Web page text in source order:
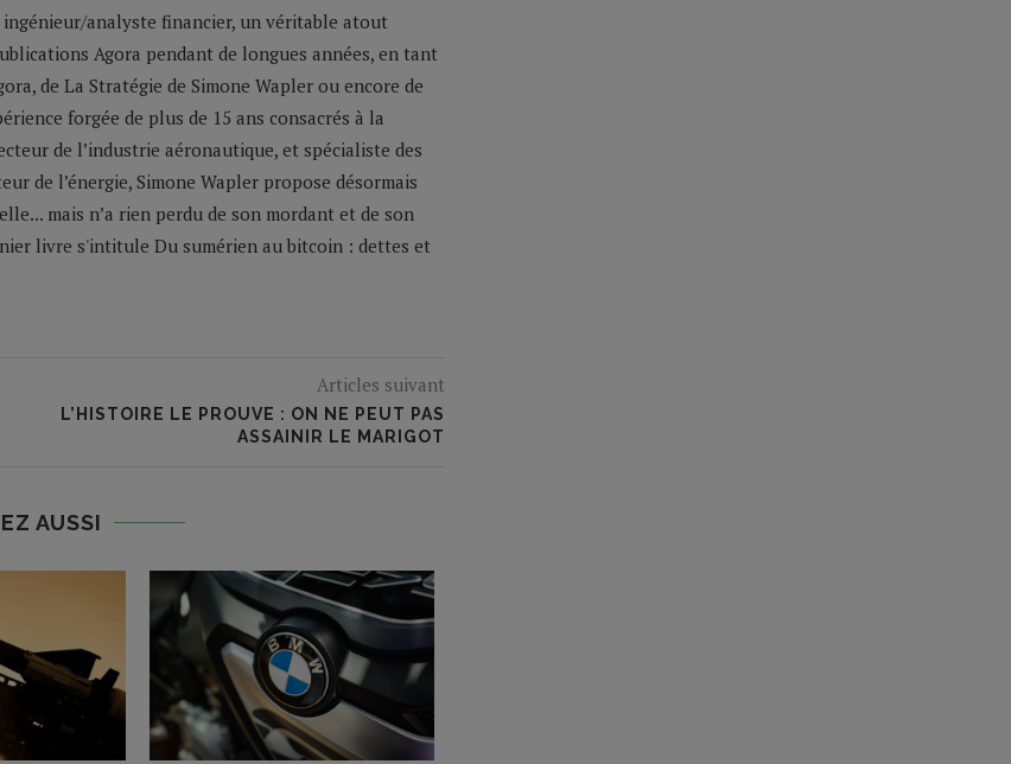
analyste financier, un véritable atout
Agora pendant de longues années, en tant
de La Stratégie de Simone Wapler ou encore de
forgée de plus de 15 ans consacrés à la
de l’industrie aéronautique, et spécialiste des
de l’énergie, Simone Wapler propose désormais
mais n’a rien perdu de son mordant et de son
livre s'intitule Du sumérien au bitcoin : dettes et
Articles suivant
L’HISTOIRE LE PROUVE : ON NE PEUT PAS
ASSAINIR LE MARIGOT
AUSSI